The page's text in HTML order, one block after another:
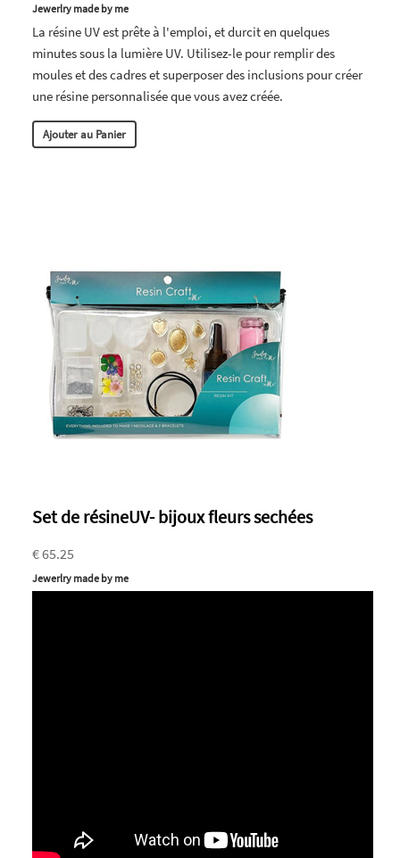
Jewerlry made by me
La résine UV est prête à l'emploi, et durcit en quelques
minutes sous la lumière UV. Utilisez-le pour remplir des
moules et des cadres et superposer des inclusions pour créer
une résine personnalisée que vous avez créée.
Ajouter au Panier
Set de résineUV- bijoux fleurs sechées
€ 65.25
Jewerlry made by me